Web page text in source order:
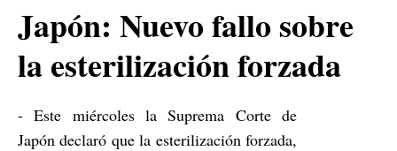
Japón: Nuevo fallo sobre
la esterilización forzada
- Este miércoles la Suprema Corte de
Japón declaró que la esterilización forzada,